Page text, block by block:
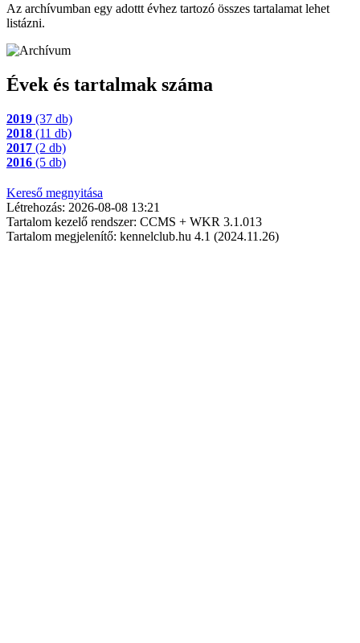
Az archívumban egy adottt évhez tartozó összes tartalamat lehet
listázni.
Évek és tartalmak száma
2019 (37 db)
2018 (11 db)
2017 (2 db)
2016 (5 db)
Kereső megnyitása
Létrehozás: 2026-08-08 13:21
Tartalom kezelő rendszer: CCMS + WKR 3.1.013
Tartalom megjelenítő: kennelclub.hu 4.1 (2024.11.26)